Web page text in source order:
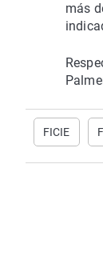
más
FICIE